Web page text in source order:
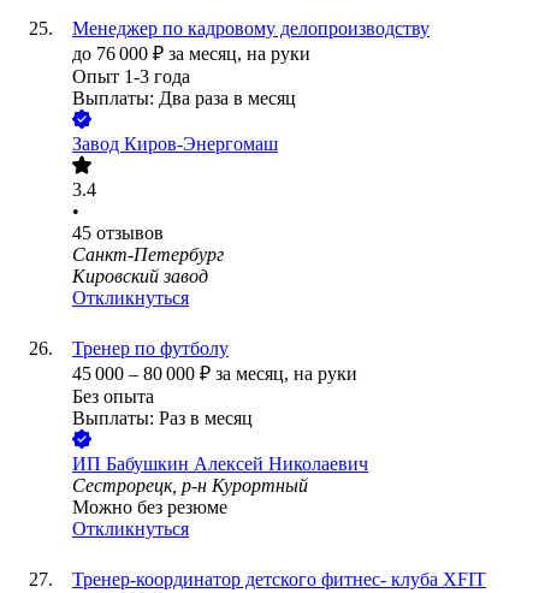
Менеджер по кадровому делопроизводству
до 76 000 ₽ за месяц, на руки
Опыт 1-3 года
Выплаты: Два раза в месяц
Завод Киров-Энергомаш
3.4
•
45 отзывов
Санкт-Петербург
Кировский завод
Откликнуться
Тренер по футболу
45 000 – 80 000 ₽ за месяц, на руки
Без опыта
Выплаты: Раз в месяц
ИП Бабушкин Алексей Николаевич
Сестрорецк, р-н Курортный
Можно без резюме
Откликнуться
Тренер-координатор детского фитнес- клуба XFIT